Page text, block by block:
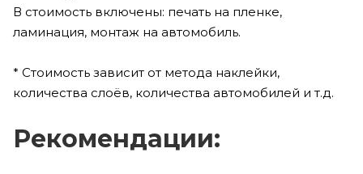
В стоимость включены: печать на пленке,
ламинация, монтаж на автомобиль.
* Стоимость зависит от метода наклейки,
количества слоёв, количества автомобилей и т.д.
Рекомендации: